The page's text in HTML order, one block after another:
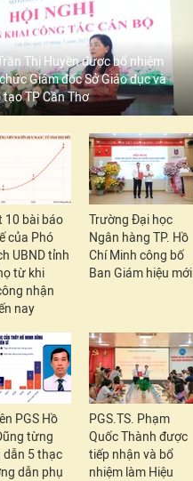
Thị Huyền được bổ nhiệm
Giám đốc Sở Giáo dục và
TP Cần Thơ
10 bài báo
của Phó
UBND tỉnh
từ khi
nhận
nay
Trường Đại học
Ngân hàng TP. Hồ
Chí Minh công bố
Ban Giám hiệu mới
PGS Hồ
từng
dẫn 5 thạc
dẫn phụ
PGS.TS. Phạm
Quốc Thành được
tiếp nhận và bổ
nhiệm làm Hiệu